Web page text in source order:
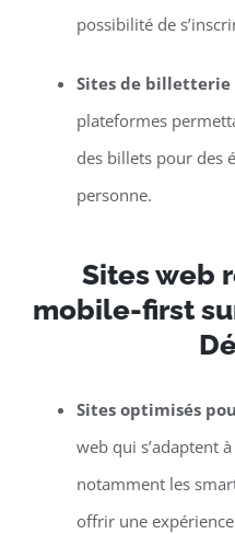
possibilité de
Sites de billetterie
plateformes
des billets pour des
personne.
Sites web
mobile-first
Sites optimisés
web qui s’adaptent
notamment les
offrir une